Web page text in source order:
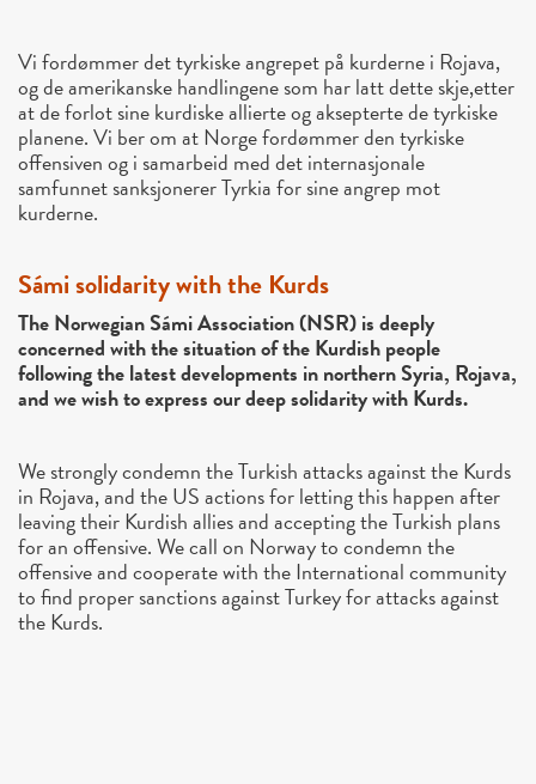
Vi fordømmer det tyrkiske angrepet på kurderne i Rojava,
og de amerikanske handlingene som har latt dette skje,etter
at de forlot sine kurdiske allierte og aksepterte de tyrkiske
planene. Vi ber om at Norge fordømmer den tyrkiske
offensiven og i samarbeid med det internasjonale
samfunnet sanksjonerer Tyrkia for sine angrep mot
kurderne.
Sámi solidarity with the Kurds
The Norwegian Sámi Association (NSR) is deeply
concerned with the situation of the Kurdish people
following the latest developments in northern Syria, Rojava,
and we wish to express our deep solidarity with Kurds.
We strongly condemn the Turkish attacks against the Kurds
in Rojava, and the US actions for letting this happen after
leaving their Kurdish allies and accepting the Turkish plans
for an offensive. We call on Norway to condemn the
offensive and cooperate with the International community
to find proper sanctions against Turkey for attacks against
the Kurds.